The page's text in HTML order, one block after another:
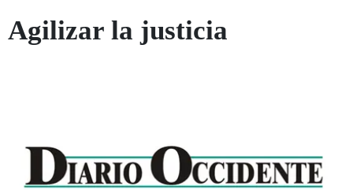
Agilizar la justicia